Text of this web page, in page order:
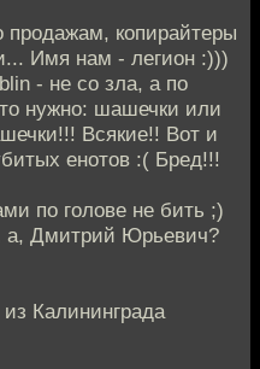
продажам, копирайтеры
Имя нам - легион :)))
- не со зла, а по
нужно: шашечки или
Всякие!! Вот и
енотов :( Бред!!!
по голове не бить ;)
а, Дмитрий Юрьевич?
Калининграда